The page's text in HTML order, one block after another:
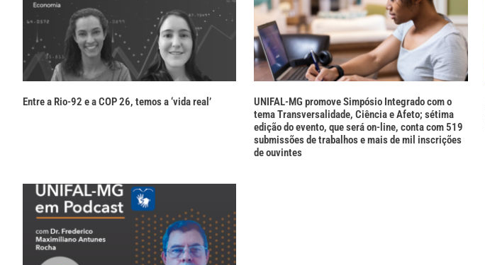
Entre a Rio-92 e a COP 26, temos a ‘vida real’
UNIFAL-MG promove Simpósio Integrado com o
tema Transversalidade, Ciência e Afeto; sétima
edição do evento, que será on-line, conta com 519
submissões de trabalhos e mais de mil inscrições
de ouvintes